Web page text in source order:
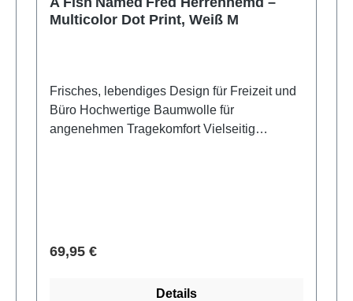
Multicolor Dot Print, Weiß M
Frisches, lebendiges Design für Freizeit und
Büro Hochwertige Baumwolle für
angenehmen Tragekomfort Vielseitig
Verkaufspreis:
69,95 €
Details